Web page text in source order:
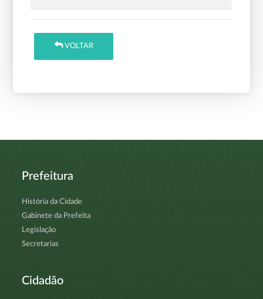
VOLTAR
Prefeitura
História da Cidade
Gabinete da Prefeita
Legislação
Secretarias
Cidadão